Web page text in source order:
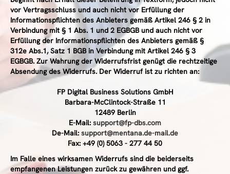
vor Vertragsschluss und auch nicht vor Erfüllung der
Informationspflichten des Anbieters gemäß Artikel 246 § 2 in
Verbindung mit § 1 Abs. 1 und 2 EGBGB und auch nicht vor
Erfüllung der Informationspflichten des Anbieters gemäß §
312e Abs.1, Satz 1 BGB in Verbindung mit Artikel 246 § 3
EGBGB. Zur Wahrung der Widerrufsfrist genügt die rechtzeitige
Absendung des Widerrufs. Der Widerruf ist zu richten an:
FP Digital Business Solutions GmbH
Barbara-McClintock-Straße 11
12489 Berlin
E-Mail: support@fp-dbs.com
De-Mail: support@mentana.de-mail.de
Fax: +49 (0) 5063 - 277 44 50
Im Falle eines wirksamen Widerrufs sind die beiderseits
empfangenen Leistungen zurück zu gewähren und ggf.